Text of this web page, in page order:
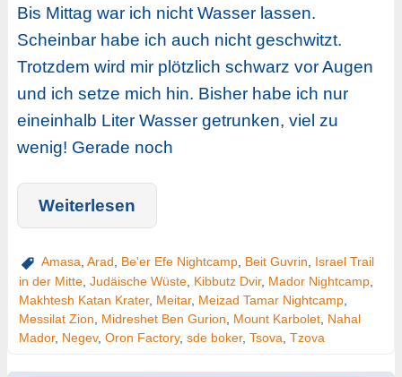
Bis Mittag war ich nicht Wasser lassen.
Scheinbar habe ich auch nicht geschwitzt.
Trotzdem wird mir plötzlich schwarz vor Augen
und ich setze mich hin. Bisher habe ich nur
eineinhalb Liter Wasser getrunken, viel zu
wenig! Gerade noch
Weiterlesen
Amasa Arad Be'er Efe Nightcamp, Beit Guvrin
Israel Trail
in der Mitte, Judäische Wüste, Kibbutz Dvir, Mador Nightcamp,
Makhtesh Katan Krater, Meitar, Meizad Tamar Nightcamp,
Messilat Zion
Midreshet Ben Gurion Mount Karbolet, Nahal
Mador, Negev, Oron Factory, sde boker, Tsova Tzova